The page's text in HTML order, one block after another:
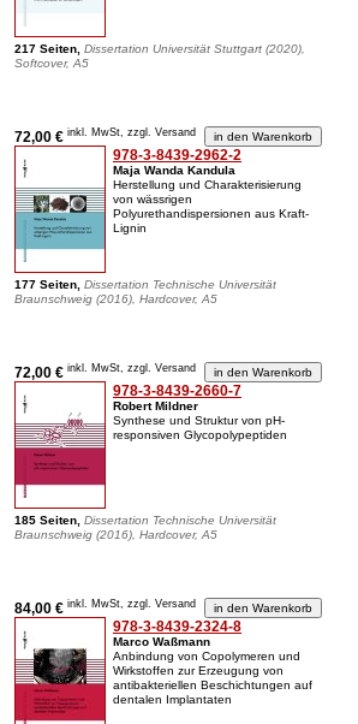
217 Seiten, Dissertation Universität Stuttgart (2020),
Softcover, A5
72,00 € inkl. MwSt, zzgl. Versand
978-3-8439-2962-2
Maja Wanda Kandula
Herstellung und Charakterisierung
von wässrigen
Polyurethandispersionen aus Kraft-
Lignin
177 Seiten, Dissertation Technische Universität
Braunschweig (2016), Hardcover, A5
72,00 € inkl. MwSt, zzgl. Versand
978-3-8439-2660-7
Robert Mildner
Synthese und Struktur von pH-
responsiven Glycopolypeptiden
185 Seiten, Dissertation Technische Universität
Braunschweig (2016), Hardcover, A5
84,00 € inkl. MwSt, zzgl. Versand
978-3-8439-2324-8
Marco Waßmann
Anbindung von Copolymeren und
Wirkstoffen zur Erzeugung von
antibakteriellen Beschichtungen auf
dentalen Implantaten